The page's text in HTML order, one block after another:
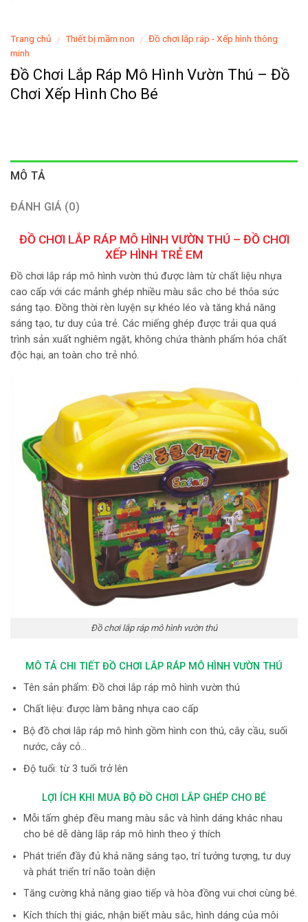
Trang chủ / Thiết bị mầm non / Đồ chơi lắp ráp - Xếp hình thông
minh
Đồ Chơi Lắp Ráp Mô Hình Vườn Thú – Đồ
Chơi Xếp Hình Cho Bé
MÔ TẢ
ĐÁNH GIÁ (0)
ĐỒ CHƠI LẮP RÁP MÔ HÌNH VƯỜN THÚ – ĐỒ CHƠI
XẾP HÌNH TRẺ EM
Đồ chơi lắp ráp mô hình vườn thú được làm từ chất liệu nhựa
cao cấp với các mảnh ghép nhiều màu sắc cho bé thỏa sức
sáng tạo. Đồng thời rèn luyện sự khéo léo và tăng khả năng
sáng tạo, tư duy của trẻ. Các miếng ghép được trải qua quá
trình sản xuất nghiêm ngặt, không chứa thành phẩm hóa chất
độc hại, an toàn cho trẻ nhỏ.
Đồ chơi lắp ráp mô hình vườn thú
MÔ TẢ CHI TIẾT ĐỒ CHƠI LẮP RÁP MÔ HÌNH VƯỜN THÚ
Tên sản phẩm: Đồ chơi lắp ráp mô hình vườn thú
Chất liệu: được làm bằng nhựa cao cấp
Bộ đồ chơi lắp ráp mô hình gồm hình con thú, cây cầu, suối
nước, cây cỏ…
Độ tuổi: từ 3 tuổi trở lên
LỢI ÍCH KHI MUA BỘ ĐỒ CHƠI LẮP GHÉP CHO BÉ
Mỗi tấm ghép đều mang màu sắc và hình dáng khác nhau
cho bé dễ dàng lắp ráp mô hình theo ý thích
Phát triển đầy đủ khả năng sáng tạo, trí tưởng tượng, tư duy
và phát triển trí não toàn diện
Tăng cường khả năng giao tiếp và hòa đồng vui chơi cùng bé.
Kích thích thị giác, nhận biết màu sắc, hình dáng của môi